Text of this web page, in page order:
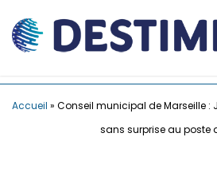
Accueil » Conseil municipal de Marseille
sans surprise au poste